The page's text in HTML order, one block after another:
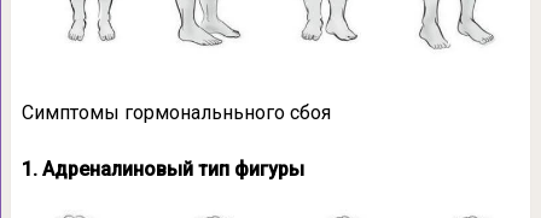
Симптомы гормональньного сбоя
1. Адреналиновый тип фигуры